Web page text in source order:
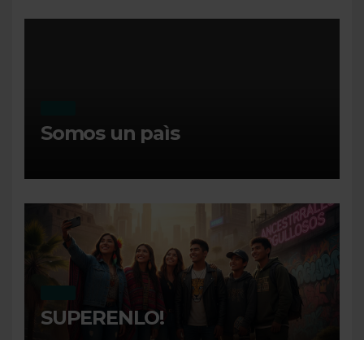
Somos un paìs
SUPERENLO!